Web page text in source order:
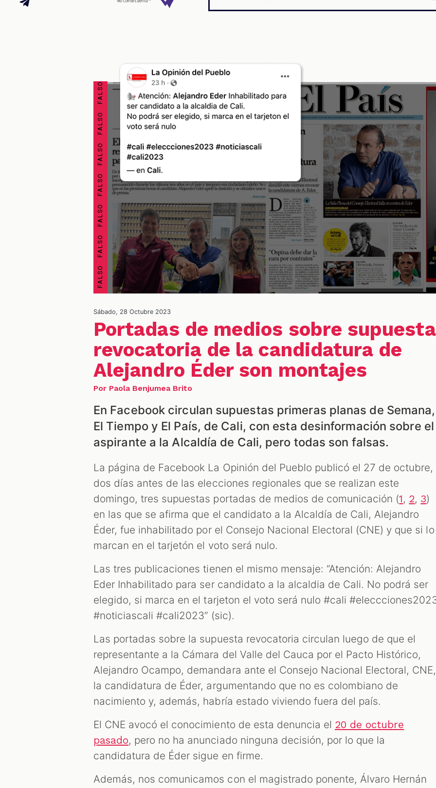
FALSO FALSO FALSO FALSO FALSO FALSO FALSO FALSO
Sábado, 28 Octubre 2023
Portadas de medios sobre supuesta
revocatoria de la candidatura de
Alejandro Éder son montajes
Por Paola Benjumea Brito
En Facebook circulan supuestas primeras planas de Semana,
El Tiempo y El País, de Cali, con esta desinformación sobre el
aspirante a la Alcaldía de Cali, pero todas son falsas.
La página de Facebook La Opinión del Pueblo publicó el 27 de octubre,
dos días antes de las elecciones regionales que se realizan este
domingo, tres supuestas portadas de medios de comunicación (1, 2, 3)
en las que se afirma que el candidato a la Alcaldía de Cali, Alejandro
Éder, fue inhabilitado por el Consejo Nacional Electoral (CNE) y que si lo
marcan en el tarjetón el voto será nulo.
Las tres publicaciones tienen el mismo mensaje: “Atención: Alejandro
Eder Inhabilitado para ser candidato a la alcaldia de Cali. No podrá ser
elegido, si marca en el tarjeton el voto será nulo #cali
#noticiascali #cali2023” (sic).
Las portadas sobre la supuesta revocatoria circulan luego de que el
representante a la Cámara del Valle del Cauca por el Pacto Histórico,
Alejandro Ocampo, demandara ante el Consejo Nacional Electoral, CNE,
la candidatura de Éder, argumentando que no es colombiano de
nacimiento y, además, habría estado viviendo fuera del país.
El CNE avocó el conocimiento de esta denuncia el 20 de octubre
pasado, pero no ha anunciado ninguna decisión, por lo que la
candidatura de Éder sigue en firme.
Además, nos comunicamos con el magistrado ponente, Álvaro Hernán